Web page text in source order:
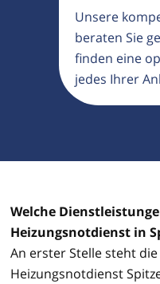
Unsere
beraten Sie
finden eine
jedes Ihrer
Welche
Heizungsnotdienst in
An erster Stelle steht
Heizungsnotdienst